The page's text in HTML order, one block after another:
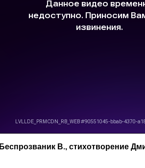
Беспрозваник В., стихотворение